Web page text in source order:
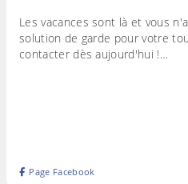
Les vacances sont là et vous
solution de garde pour votre
contacter dès aujourd'hui !…
Page Facebook